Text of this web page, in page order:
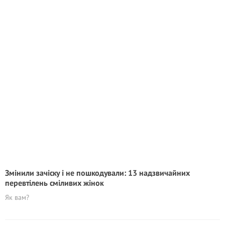
Змінили зачіску і не пошкодували: 13 надзвичайних
перевтілень сміливих жінок
Як вам?